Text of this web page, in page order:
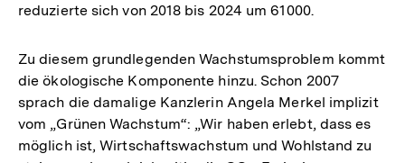
reduzierte sich von 2018 bis 2024 um 61000.
Zu diesem grundlegenden Wachstumsproblem kommt
die ökologische Komponente hinzu. Schon 2007
sprach die damalige Kanzlerin Angela Merkel implizit
vom „Grünen Wachstum“: „Wir haben erlebt, dass es
möglich ist, Wirtschaftswachstum und Wohlstand zu